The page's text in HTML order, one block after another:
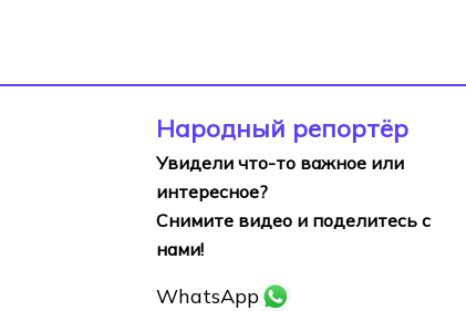
Народный репортёр
Увидели что-то важное или
интересное?
Снимите видео и поделитесь с
нами!
WhatsApp